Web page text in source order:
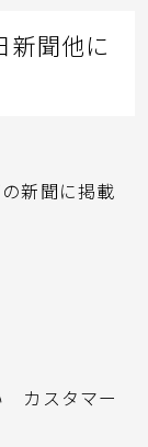
新聞他に
新聞に掲載
カスタマー